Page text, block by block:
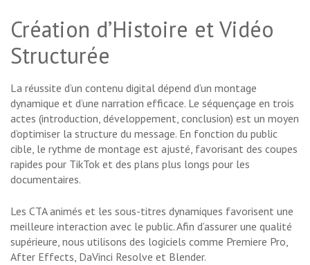
Création d’Histoire et Vidéo
Structurée
La réussite d’un contenu digital dépend d’un montage
dynamique et d’une narration efficace. Le séquençage en trois
actes (introduction, développement, conclusion) est un moyen
d’optimiser la structure du message. En fonction du public
cible, le rythme de montage est ajusté, favorisant des coupes
rapides pour TikTok et des plans plus longs pour les
documentaires.
Les CTA animés et les sous-titres dynamiques favorisent une
meilleure interaction avec le public. Afin d’assurer une qualité
supérieure, nous utilisons des logiciels comme Premiere Pro,
After Effects, DaVinci Resolve et Blender.